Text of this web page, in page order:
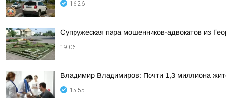
16:26
Супружеская пара мошенников-адвокатов из
19:06
Владимир Владимиров: Почти 1,3 миллиона
15:55